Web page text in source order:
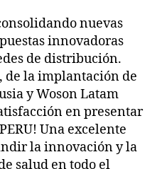
nuevas
innovadoras
de distribución.
de la implantación de
y Woson Latam
en presentar
Una excelente
la innovación y la
salud en todo el